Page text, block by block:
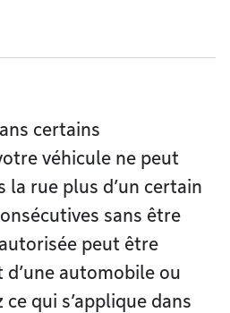
certains
véhicule ne peut
la rue plus d’un certain
sans être
peut être
d’une automobile ou
ce qui s’applique dans